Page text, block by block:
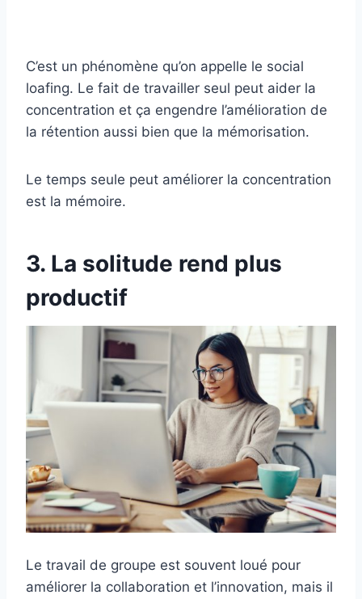
C’est un phénomène qu’on appelle le social
loafing. Le fait de travailler seul peut aider la
concentration et ça engendre l’amélioration de
la rétention aussi bien que la mémorisation.
Le temps seule peut améliorer la concentration
est la mémoire.
3. La solitude rend plus
productif
Le travail de groupe est souvent loué pour
améliorer la collaboration et l’innovation, mais il